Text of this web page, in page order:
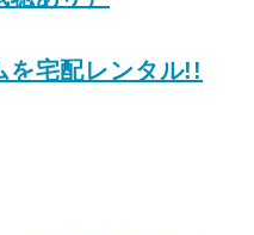
宅配レンタル!!